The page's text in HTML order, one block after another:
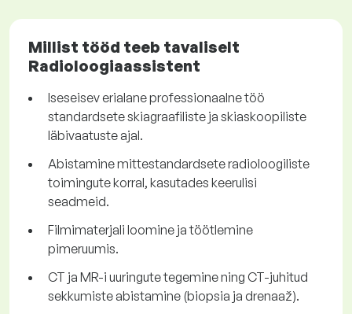
Millist tööd teeb tavaliselt
Radioloogiaassistent
Iseseisev erialane professionaalne töö
standardsete skiagraafiliste ja skiaskoopiliste
läbivaatuste ajal.
Abistamine mittestandardsete radioloogiliste
toimingute korral, kasutades keerulisi
seadmeid.
Filmimaterjali loomine ja töötlemine
pimeruumis.
CT ja MR-i uuringute tegemine ning CT-juhitud
sekkumiste abistamine (biopsia ja drenaaž).